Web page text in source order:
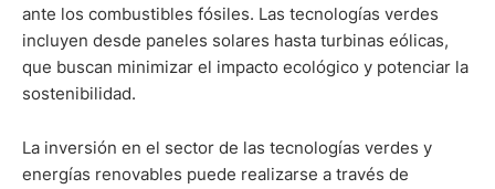
ante los combustibles fósiles. Las tecnologías verdes
incluyen desde paneles solares hasta turbinas eólicas,
que buscan minimizar el impacto ecológico y potenciar la
sostenibilidad.
La inversión en el sector de las tecnologías verdes y
energías renovables puede realizarse a través de